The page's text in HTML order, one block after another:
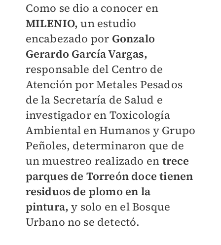
Como se dio a conocer en
MILENIO, un estudio
encabezado por Gonzalo
Gerardo García Vargas,
responsable del Centro de
Atención por Metales Pesados
de la Secretaría de Salud e
investigador en Toxicología
Ambiental en Humanos y Grupo
Peñoles, determinaron que de
un muestreo realizado en trece
parques de Torreón doce tienen
residuos de plomo en la
pintura,y solo en el Bosque
Urbano no se detectó.